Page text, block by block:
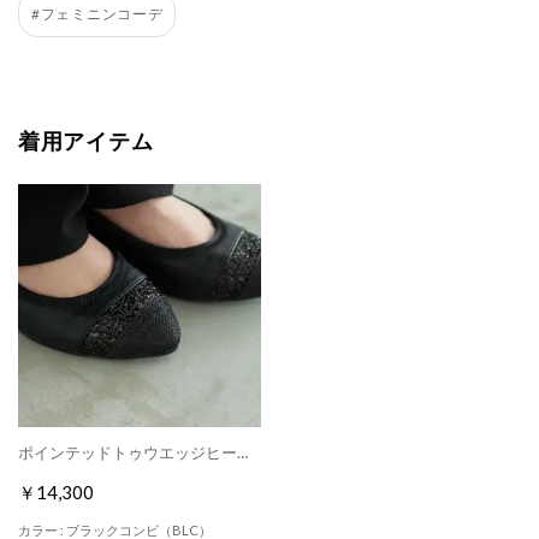
#フェミニンコーデ
着用アイテム
ポインテッドトゥウエッジヒールパンプス （ブラックコンビ）
￥14,300
カラー : ブラックコンビ（BLC）